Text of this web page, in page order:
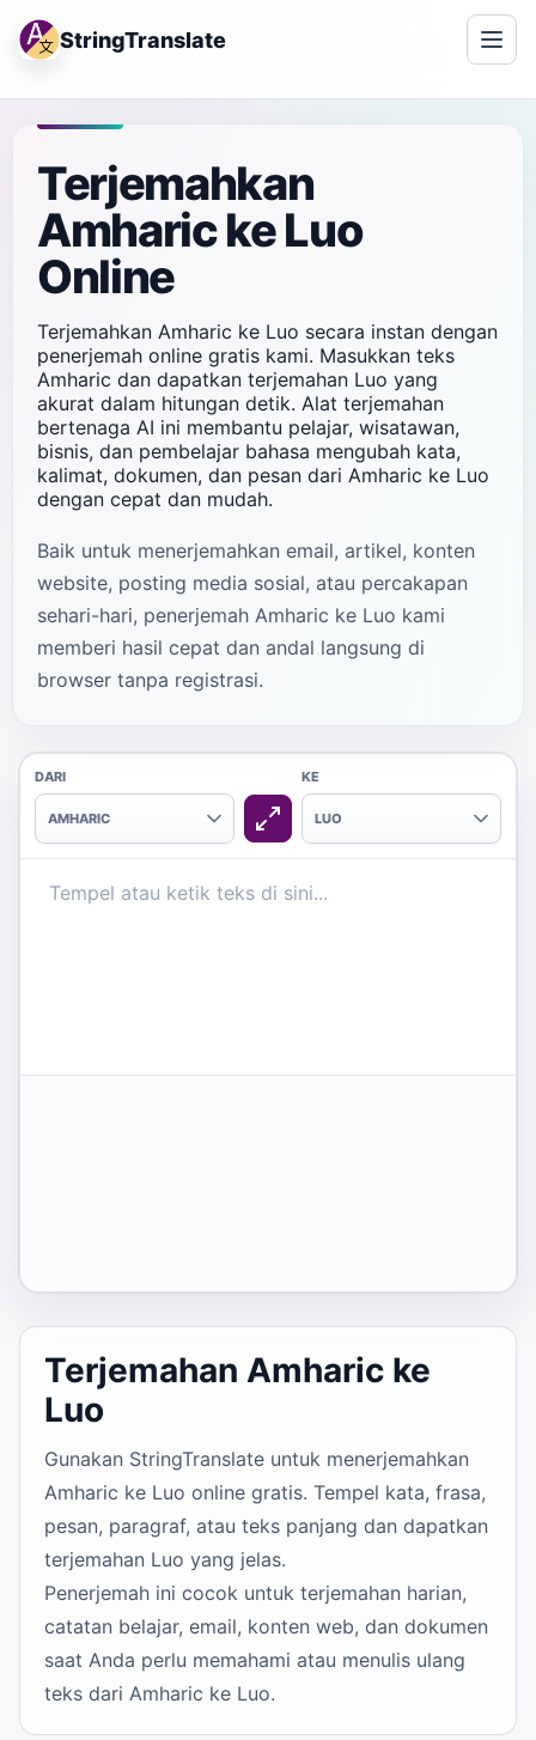
StringTranslate
Terjemahkan
Amharic ke Luo
Online
Terjemahkan Amharic ke Luo secara instan dengan
penerjemah online gratis kami. Masukkan teks
Amharic dan dapatkan terjemahan Luo yang
akurat dalam hitungan detik. Alat terjemahan
bertenaga AI ini membantu pelajar, wisatawan,
bisnis, dan pembelajar bahasa mengubah kata,
kalimat, dokumen, dan pesan dari Amharic ke Luo
dengan cepat dan mudah.
Baik untuk menerjemahkan email, artikel, konten
website, posting media sosial, atau percakapan
sehari-hari, penerjemah Amharic ke Luo kami
memberi hasil cepat dan andal langsung di
browser tanpa registrasi.
DARI
AMHARIC
KE
LUO
Terjemahan Amharic ke
Luo
Gunakan StringTranslate untuk menerjemahkan
Amharic ke Luo online gratis. Tempel kata, frasa,
pesan, paragraf, atau teks panjang dan dapatkan
terjemahan Luo yang jelas.
Penerjemah ini cocok untuk terjemahan harian,
catatan belajar, email, konten web, dan dokumen
saat Anda perlu memahami atau menulis ulang
teks dari Amharic ke Luo.